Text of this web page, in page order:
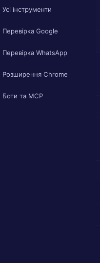
Усі інструменти
Перевірка Google
Перевірка WhatsApp
Розширення Chrome
Боти та MCP